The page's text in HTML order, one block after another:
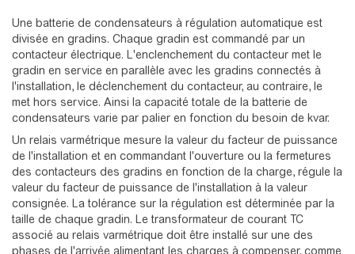
Une batterie de condensateurs à régulation automatique est
divisée en gradins. Chaque gradin est commandé par un
contacteur électrique. L'enclenchement du contacteur met le
gradin en service en parallèle avec les gradins connectés à
l'installation, le déclenchement du contacteur, au contraire, le
met hors service. Ainsi la capacité totale de la batterie de
condensateurs varie par palier en fonction du besoin de kvar.
Un relais varmétrique mesure la valeur du facteur de puissance
de l'installation et en commandant l'ouverture ou la fermetures
des contacteurs des gradins en fonction de la charge, régule la
valeur du facteur de puissance de l'installation à la valeur
consignée. La tolérance sur la régulation est déterminée par la
taille de chaque gradin. Le transformateur de courant TC
associé au relais varmétrique doit être installé sur une des
phases de l'arrivée alimentant les charges à compenser, comme